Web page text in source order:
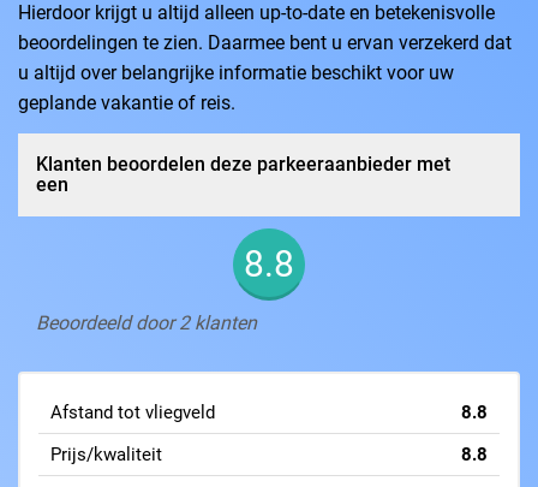
Hierdoor krijgt u altijd alleen up-to-date en betekenisvolle
beoordelingen te zien. Daarmee bent u ervan verzekerd dat
u altijd over belangrijke informatie beschikt voor uw
geplande vakantie of reis.
Klanten beoordelen deze parkeeraanbieder met
een
8.8
Beoordeeld door 2 klanten
Afstand tot vliegveld
8.8
Prijs/kwaliteit
8.8